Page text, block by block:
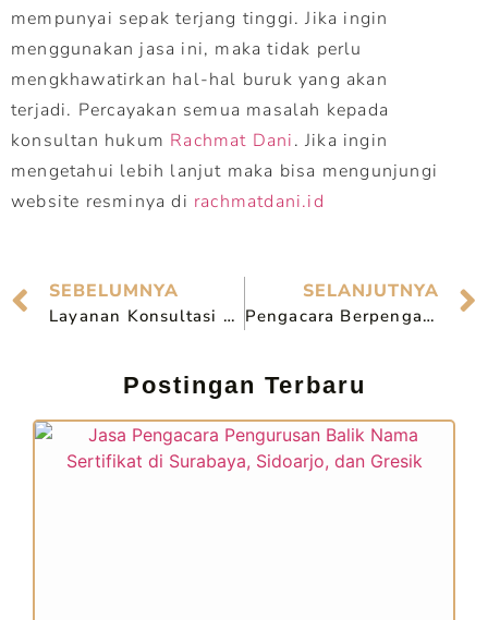
mempunyai sepak terjang tinggi. Jika ingin
menggunakan jasa ini, maka tidak perlu
mengkhawatirkan hal-hal buruk yang akan
terjadi. Percayakan semua masalah kepada
konsultan hukum Rachmat Dani. Jika ingin
mengetahui lebih lanjut maka bisa mengunjungi
website resminya di rachmatdani.id
SEBELUMNYA
Layanan Konsultasi – Pengacara di Tulungagung
SELANJUTNYA
Pengacara Berpengalaman di Gresik ? Kami Siap Membantu Anda
Postingan Terbaru